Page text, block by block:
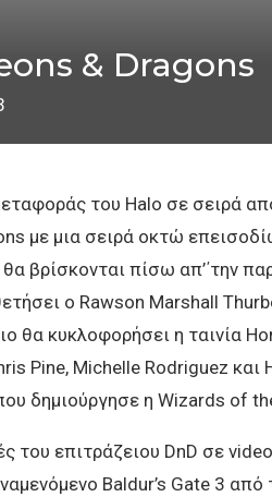
& Dragons
του Halo σε σειρά
με μια σειρά οκτώ
θα βρίσκονται πίσω απ’΄την
ο Rawson Marshall
θα κυκλοφορήσει η ταινία
Pine, Michelle Rodriguez και
δημιούργησε η Wizards of
του επιτράζειου DnD σε
Baldur’s Gate 3 από